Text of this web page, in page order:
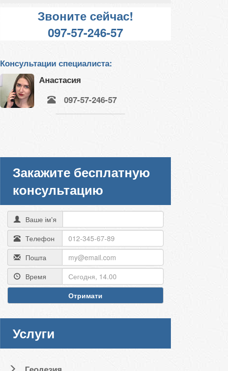
Звоните сейчас!
097-57-246-57
Консультации специалиста:
Анастасия
097-57-246-57
Закажите бесплатную
консультацию
Ваше ім'я
Телефон
Пошта
Время
Отримати
Услуги